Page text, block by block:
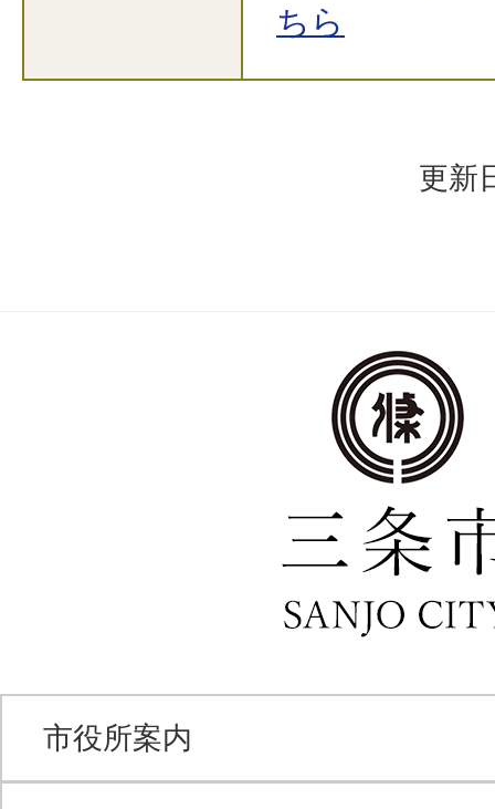
ちら
更新
市役所案内